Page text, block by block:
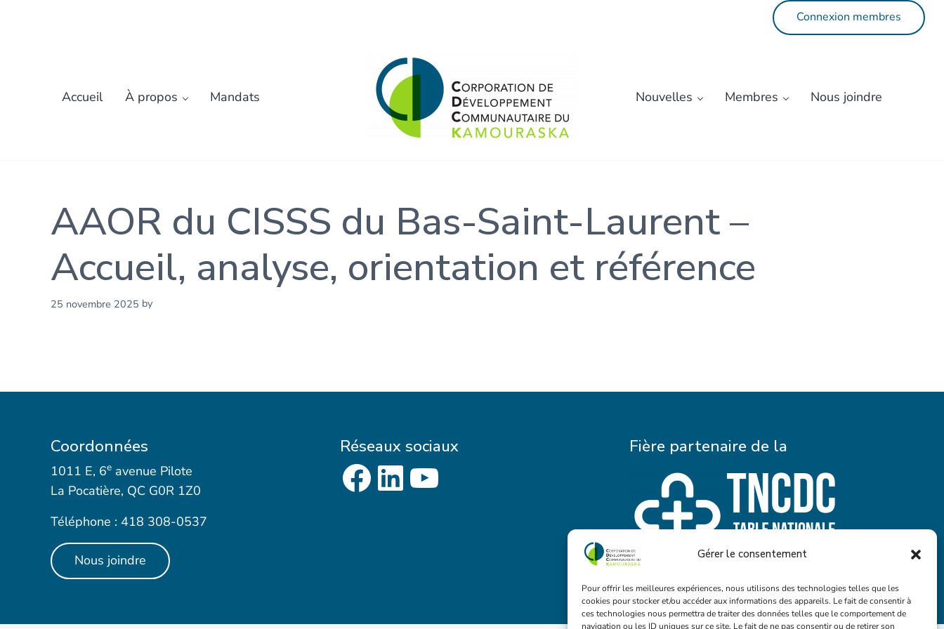
Gérer le consentement
Pour offrir les meilleures expériences, nous utilisons des technologies telles que les
cookies pour stocker et/ou accéder aux informations des appareils. Le fait de consentir à
ces technologies nous permettra de traiter des données telles que le comportement de
navigation ou les ID uniques sur ce site. Le fait de ne pas consentir ou de retirer son
Connexion membres
Accueil À propos Mandats Nouvelles Membres Nous joindre
AAOR du CISSS du Bas-Saint-Laurent –
Accueil, analyse, orientation et référence
25 novembre 2025 by
Coordonnées
1011 E, 6e avenue Pilote
La Pocatière, QC G0R 1Z0
Téléphone : 418 308-0537
Nous joindre
Réseaux sociaux
Page FaceBook
LinkedIn
YouTube
Fière partenaire de la